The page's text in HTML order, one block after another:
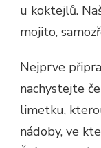
u koktejlů.
mojito,
Nejprve
nachystejte
limetku,
nádoby, ve